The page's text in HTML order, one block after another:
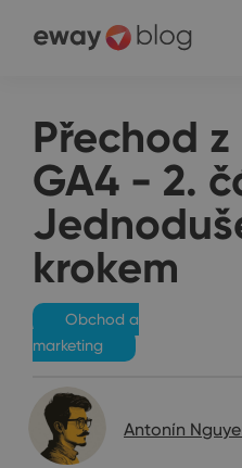
Přechod z
GA4 - 2.
krokem
Obchod a
marketing
Antonín